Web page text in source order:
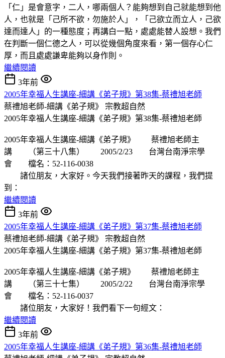
「仁」是會意字，二人，哪兩個人？能夠想到自己就能想到他
人，也就是「己所不欲，勿施於人」，「己欲立而立人，己欲
達而達人」的一種態度；再講白一點，處處能替人設想。我們
在判斷一個仁德之人，可以從幾個角度來看，第一個存心仁
厚，而且處處謙卑能夠以身作則。
繼續閱讀
3年前
2005年幸福人生講座-細講《弟子規》第38集-蔡禮旭老師
蔡禮旭老師-細講《弟子規》 宗教超自然
2005年幸福人生講座-細講《弟子規》第38集-蔡禮旭老師
2005年幸福人生講座-細講《弟子規》 蔡禮旭老師主
講 （第三十八集） 2005/2/23 台灣台南淨宗學
會 檔名：52-116-0038
諸位朋友，大家好。今天我們接著昨天的課程，我們提
到：
繼續閱讀
3年前
2005年幸福人生講座-細講《弟子規》第37集-蔡禮旭老師
蔡禮旭老師-細講《弟子規》 宗教超自然
2005年幸福人生講座-細講《弟子規》第37集-蔡禮旭老師
2005年幸福人生講座-細講《弟子規》 蔡禮旭老師主
講 （第三十七集） 2005/2/22 台灣台南淨宗學
會 檔名：52-116-0037
諸位朋友，大家好！我們看下一句經文：
繼續閱讀
3年前
2005年幸福人生講座-細講《弟子規》第36集-蔡禮旭老師